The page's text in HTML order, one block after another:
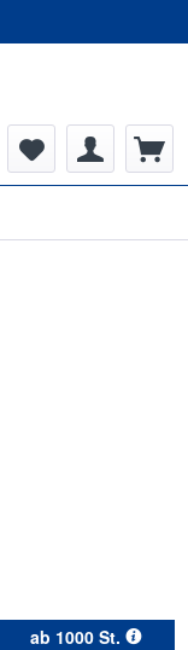
ab 1000 St.